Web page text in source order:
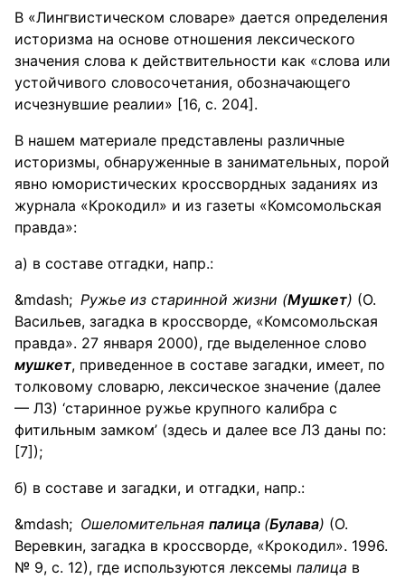
В «Лингвистическом словаре» дается определения
историзма на основе отношения лексического
значения слова к действительности как «слова или
устойчивого словосочетания, обозначающего
исчезнувшие реалии» [16, с. 204].
В нашем материале представлены различные
историзмы, обнаруженные в занимательных, порой
явно юмористических кроссвордных заданиях из
журнала «Крокодил» и из газеты «Комсомольская
правда»:
а) в составе отгадки, напр.:
Ружье из старинной жизни (Мушкет) (О.
Васильев, загадка в кроссворде, «Комсомольская
правда». 27 января 2000), где выделенное слово
мушкет, приведенное в составе загадки, имеет, по
толковому словарю, лексическое значение (далее
— ЛЗ) ‘старинное ружье крупного калибра с
фитильным замком’ (здесь и далее все ЛЗ даны по:
[7]);
б) в составе и загадки, и отгадки, напр.:
Ошеломительная палица (Булава) (О.
Веревкин, загадка в кроссворде, «Крокодил». 1996.
№ 9, с. 12), где используются лексемы палица в